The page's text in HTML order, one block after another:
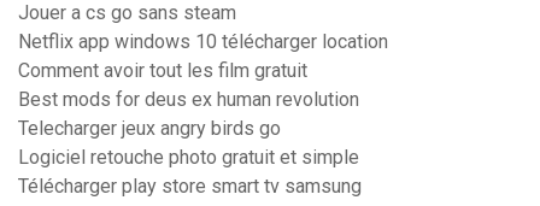
Jouer a cs go sans steam
Netflix app windows 10 télécharger location
Comment avoir tout les film gratuit
Best mods for deus ex human revolution
Telecharger jeux angry birds go
Logiciel retouche photo gratuit et simple
Télécharger play store smart tv samsung